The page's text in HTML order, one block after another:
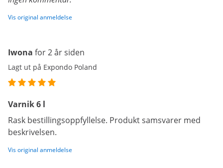
Vis original anmeldelse
Iwona for 2 år siden
Lagt ut på Expondo Poland
Varnik 6 l
Rask bestillingsoppfyllelse. Produkt samsvarer med
beskrivelsen.
Vis original anmeldelse